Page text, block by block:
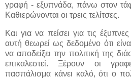
γραφή - εξυπνάδα, πάνω στον
Καθιερώνονται οι τρεις τελίτσες.
Και για να πείσει για τις
αυτή θεωρεί ως δεδομένο ότι
να αποδείξει την πολιτική της
επικαλεστεί. Ξέρουν οι
πασπάλισμα κάνει καλό, ότι ο